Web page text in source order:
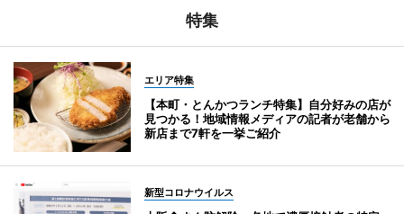
特集
エリア特集
【本町・とんかつランチ特集】自分好みの店が
見つかる！地域情報メディアの記者が老舗から
新店まで7軒を一挙ご紹介
新型コロナウイルス